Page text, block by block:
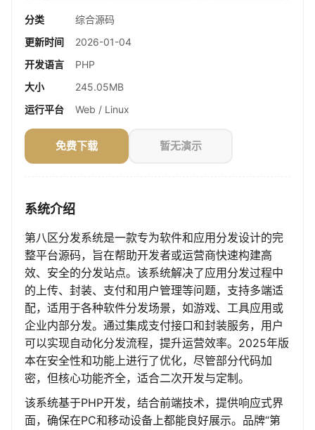
分类
综合源码
更新时间
2026-01-04
开发语言
PHP
大小
245.05MB
运行平台
Web / Linux
免费下载 暂无演示
系统介绍
第八区分发系统是一款专为软件和应用分发设计的完
整平台源码，旨在帮助开发者或运营商快速构建高
效、安全的分发站点。该系统解决了应用分发过程中
的上传、封装、支付和用户管理等问题，支持多端适
配，适用于各种软件分发场景，如游戏、工具应用或
企业内部分发。通过集成支付接口和封装服务，用户
可以实现自动化分发流程，提升运营效率。2025年版
本在安全性和功能上进行了优化，尽管部分代码加
密，但核心功能齐全，适合二次开发与定制。
该系统基于PHP开发，结合前端技术，提供响应式界
面，确保在PC和移动设备上都能良好展示。品牌“第